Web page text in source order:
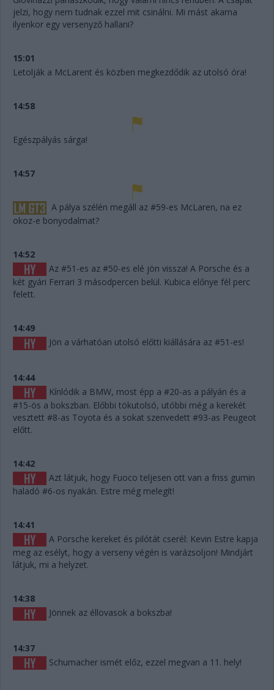
jelzi, hogy nem tudnak ezzel mit csinálni. Mi mást akarna
ilyenkor egy versenyző hallani?
15:01
Letolják a McLarent és közben megkezdődik az utolsó óra!
14:58
Egészpályás sárga!
14:57
A pálya szélén megáll az #59-es McLaren, na ez
okoz-e bonyodalmat?
14:52
Az #51-es az #50-es elé jön vissza! A Porsche és a
két gyári Ferrari 3 másodpercen belül. Kubica előnye fél perc
felett.
14:49
Jön a várhatóan utolsó előtti kiállására az #51-es!
14:44
Kínlódik a BMW, most épp a #20-as a pályán és a
#15-ös a bokszban. Előbbi tökutolsó, utóbbi még a kerekét
vesztett #8-as Toyota és a sokat szenvedett #93-as Peugeot
előtt.
14:42
Azt látjuk, hogy Fuoco teljesen ott van a friss gumin
haladó #6-os nyakán. Estre még melegít!
14:41
A Porsche kereket és pilótát cserél: Kevin Estre kapja
meg az esélyt, hogy a verseny végén is varázsoljon! Mindjárt
látjuk, mi a helyzet.
14:38
Jönnek az éllovasok a bokszba!
14:37
Schumacher ismét előz, ezzel megvan a 11. hely!